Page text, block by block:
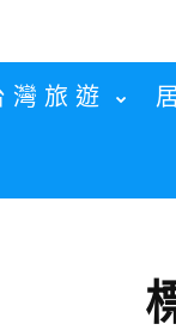
灣旅遊